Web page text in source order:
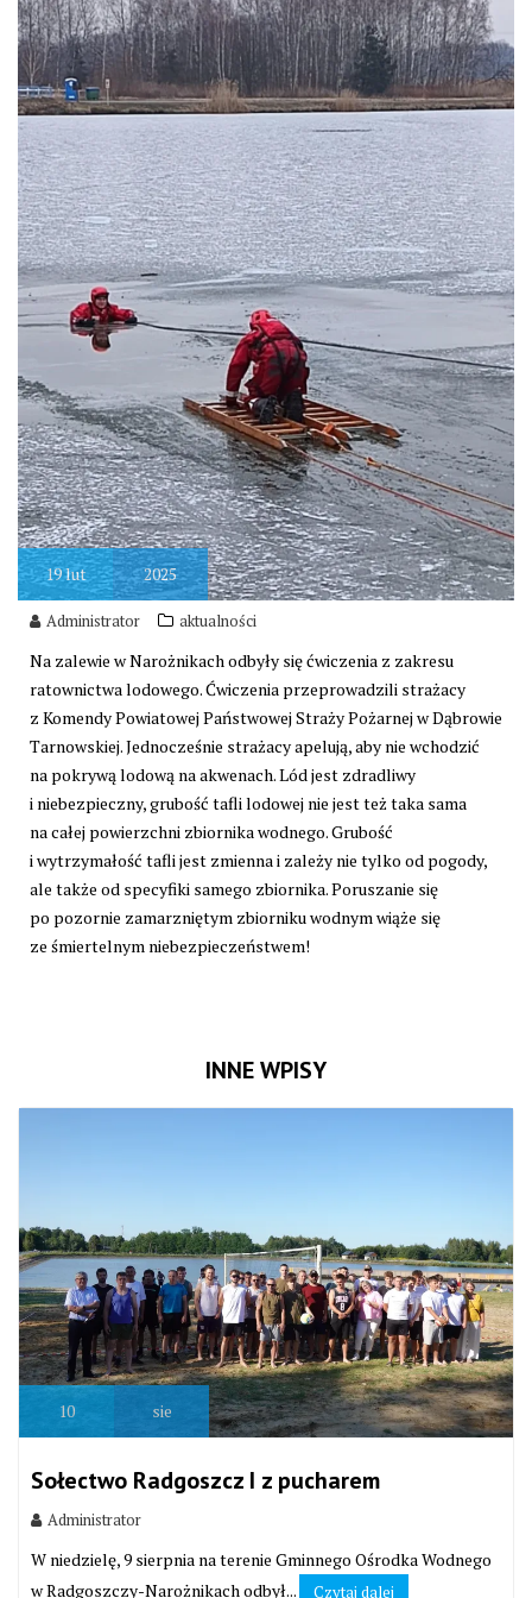
19lut 2025
Administrator aktualności
Na zalewie w Narożnikach odbyły się ćwiczenia z zakresu
ratownictwa lodowego. Ćwiczenia przeprowadzili strażacy
z Komendy Powiatowej Państwowej Straży Pożarnej w Dąbrowie
Tarnowskiej. Jednocześnie strażacy apelują, aby nie wchodzić
na pokrywą lodową na akwenach. Lód jest zdradliwy
i niebezpieczny, grubość tafli lodowej nie jest też taka sama
na całej powierzchni zbiornika wodnego. Grubość
i wytrzymałość tafli jest zmienna i zależy nie tylko od pogody,
ale także od specyfiki samego zbiornika. Poruszanie się
po pozornie zamarzniętym zbiorniku wodnym wiąże się
ze śmiertelnym niebezpieczeństwem!
INNE WPISY
10 sie
Sołectwo Radgoszcz I z pucharem
Administrator
W niedzielę, 9 sierpnia na terenie Gminnego Ośrodka Wodnego
w Radgoszczy-Narożnikach odbył...
Czytaj dalej